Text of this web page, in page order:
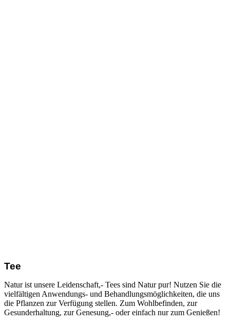
Tee
Natur ist unsere Leidenschaft,- Tees sind Natur pur! Nutzen Sie die
vielfältigen Anwendungs- und Behandlungsmöglichkeiten, die uns
die Pflanzen zur Verfügung stellen. Zum Wohlbefinden, zur
Gesunderhaltung, zur Genesung,- oder einfach nur zum Genießen!